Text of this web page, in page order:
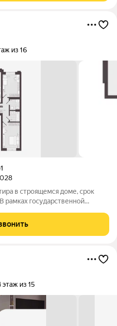
из 16
в строящемся доме, срок
рамках государственной
Строительство объекта
а
этаж из 15